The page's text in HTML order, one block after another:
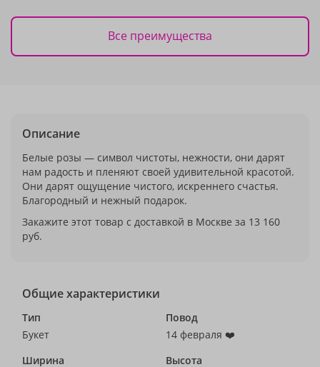
Все преимущества
Описание
Белые розы — символ чистоты, нежности, они дарят
нам радость и пленяют своей удивительной красотой.
Они дарят ощущение чистого, искреннего счастья.
Благородный и нежный подарок.
Закажите этот товар с доставкой в Москве за 13 160
руб.
Общие характеристики
Тип
Букет
Повод
14 февраля ❤️
Ширина
Высота